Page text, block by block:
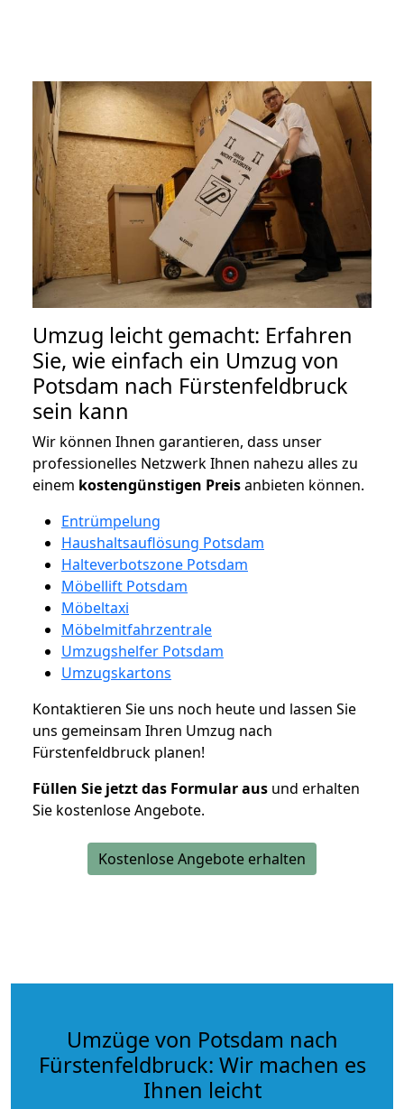
Umzug leicht gemacht: Erfahren
Sie, wie einfach ein Umzug von
Potsdam nach Fürstenfeldbruck
sein kann
Wir können Ihnen garantieren, dass unser
professionelles Netzwerk Ihnen nahezu alles zu
einem kostengünstigen Preisanbieten können.
Entrümpelung
Haushaltsauflösung Potsdam
Halteverbotszone Potsdam
Möbellift Potsdam
Möbeltaxi
Möbelmitfahrzentrale
Umzugshelfer Potsdam
Umzugskartons
Kontaktieren Sie uns noch heute und lassen Sie
uns gemeinsam Ihren Umzug nach
Fürstenfeldbruck planen!
Füllen Sie jetzt das Formular aus und erhalten
Sie kostenlose Angebote.
Kostenlose Angebote erhalten
Umzüge von Potsdam nach
Fürstenfeldbruck: Wir machen es
Ihnen leicht